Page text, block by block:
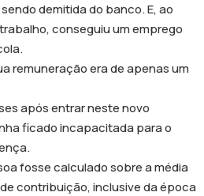
demitida do banco. E, ao
conseguiu um emprego
remuneração era de apenas um
após entrar neste novo
ficado incapacitada para o
fosse calculado sobre a média
contribuição, inclusive da época